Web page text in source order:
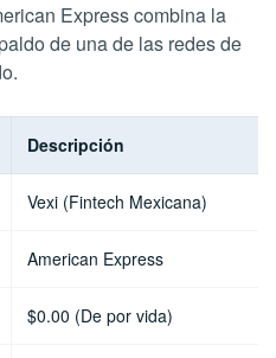
Express combina la
de una de las redes de
Descripción
Vexi (Fintech Mexicana)
American Express
$0.00 (De por vida)